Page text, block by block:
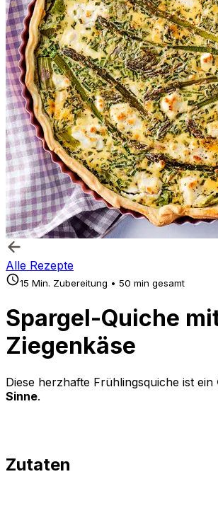
Alle Rezepte
15 Min. Zubereitung • 50 min gesamt
Spargel-Quiche
Ziegenkäse
Diese herzhafte Frühlingsquiche ist ein
Sinne.
Zutaten